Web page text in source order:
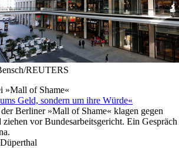
REUTERS
»Mall of Shame«
Geld, sondern um ihre Würde«
Berliner »Mall of Shame« klagen gegen
vor Bundesarbeitsgericht. Ein Gespräch